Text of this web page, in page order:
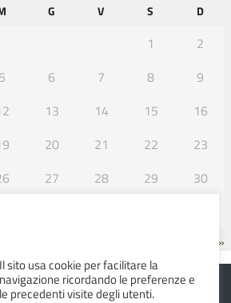
G V S D
1
2
5 6 7 8
9
13 14 15
16
20 21 22
23
27 28 29
30
SET »
Il sito usa cookie per facilitare la
navigazione ricordando le preferenze e
le precedenti visite degli utenti.